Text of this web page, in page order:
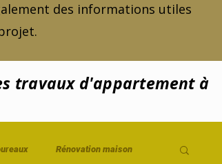
des informations utiles
travaux d'appartement à
Rénovation maison